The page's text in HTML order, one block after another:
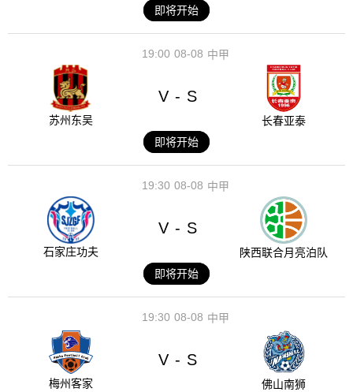
即将开始
08-08
19:00 中甲
苏州东吴
V - S
长春亚泰
即将开始
08-08
19:30 中甲
石家庄功夫
V - S
陕西联合月亮泊队
即将开始
08-08
19:30 中甲
梅州客家
V - S
佛山南狮